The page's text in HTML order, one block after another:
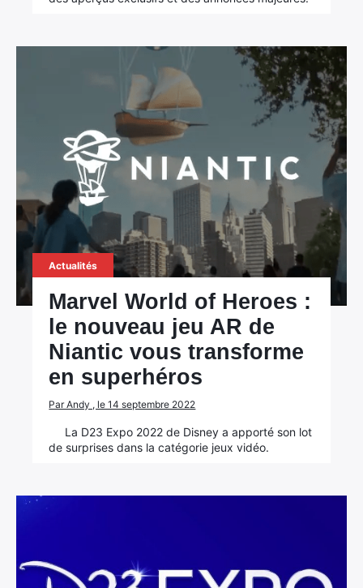
Actualités
Marvel World of Heroes :
le nouveau jeu AR de
Niantic vous transforme
en superhéros
Par Andy , le 14 septembre 2022
La D23 Expo 2022 de Disney a apporté son lot
de surprises dans la catégorie jeux vidéo.
Rechercher